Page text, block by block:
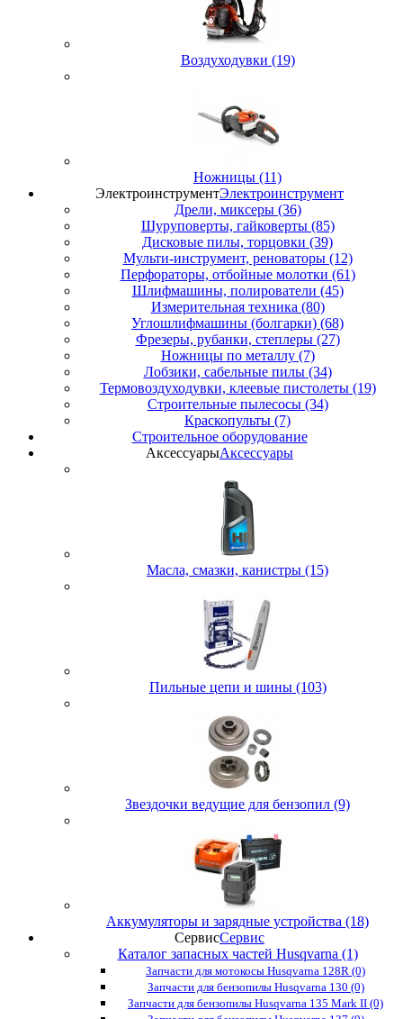
Воздуходувки (19)
Ножницы (11)
ЭлектроинструментЭлектроинструмент
Дрели, миксеры (36)
Шуруповерты, гайковерты (85)
Дисковые пилы, торцовки (39)
Мульти-инструмент, реноваторы (12)
Перфораторы, отбойные молотки (61)
Шлифмашины, полирователи (45)
Измерительная техника (80)
Углошлифмашины (болгарки) (68)
Фрезеры, рубанки, степлеры (27)
Ножницы по металлу (7)
Лобзики, сабельные пилы (34)
Термовоздуходувки, клеевые пистолеты (19)
Строительные пылесосы (34)
Краскопульты (7)
Строительное оборудование
АксессуарыАксессуары
Масла, смазки, канистры (15)
Пильные цепи и шины (103)
Звездочки ведущие для бензопил (9)
Аккумуляторы и зарядные устройства (18)
СервисСервис
Каталог запасных частей Husqvarna (1)
Запчасти для мотокосы Husqvarna 128R (0)
Запчасти для бензопилы Husqvarna 130 (0)
Запчасти для бензопилы Husqvarna 135 Mark II (0)